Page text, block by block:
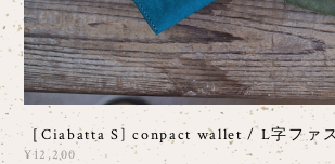
［Ciabatta S] conpact wallet / L字ファ
¥12,200